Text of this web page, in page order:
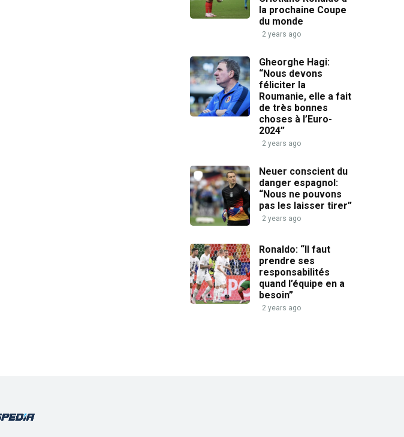
la prochaine Coupe
du monde
2 years ago
Gheorghe Hagi:
“Nous devons
féliciter la
Roumanie, elle a fait
de très bonnes
choses à l’Euro-
2024”
2 years ago
Neuer conscient du
danger espagnol:
“Nous ne pouvons
pas les laisser tirer”
2 years ago
Ronaldo: “Il faut
prendre ses
responsabilités
quand l’équipe en a
besoin”
2 years ago